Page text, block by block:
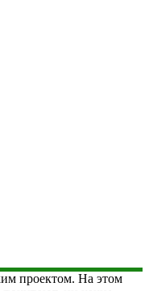
проектом. На этом